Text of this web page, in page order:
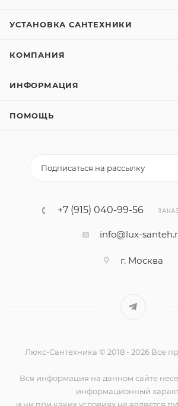
УСТАНОВКА САНТЕХНИКИ
КОМПАНИЯ
ИНФОРМАЦИЯ
ПОМОЩЬ
Подписаться на рассылку
+7 (915) 040-99-56
info@lux-
г. Москва
Люкс-Сантехника © 2018 - 2026 Все
Вся информация на данном сайте
информационный